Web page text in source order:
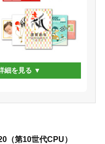
細を見る
第10世代CPU）